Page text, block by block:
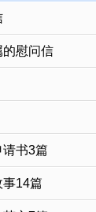
的慰问信
书3篇
事14篇